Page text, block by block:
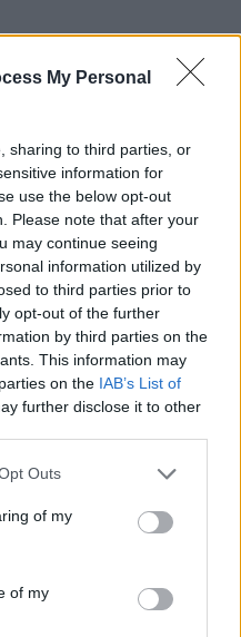
My Personal
sharing to third parties, or
information for
use the below opt-out
Please note that after your
may continue seeing
information utilized by
to third parties prior to
opt-out of the further
by third parties on the
This information may
on the IAB’s List of
further disclose it to other
uses one or more Google
You may click to
and its third-party tags to
purposes in below Google
Outs
of my
of my